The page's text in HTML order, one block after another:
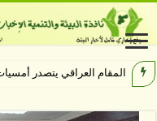
المقام العراقي يتصدر